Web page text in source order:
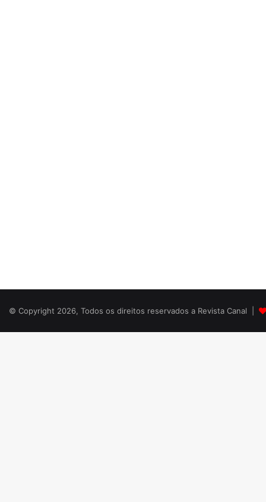
© Copyright 2026, Todos os direitos reservados a Revista Canal |